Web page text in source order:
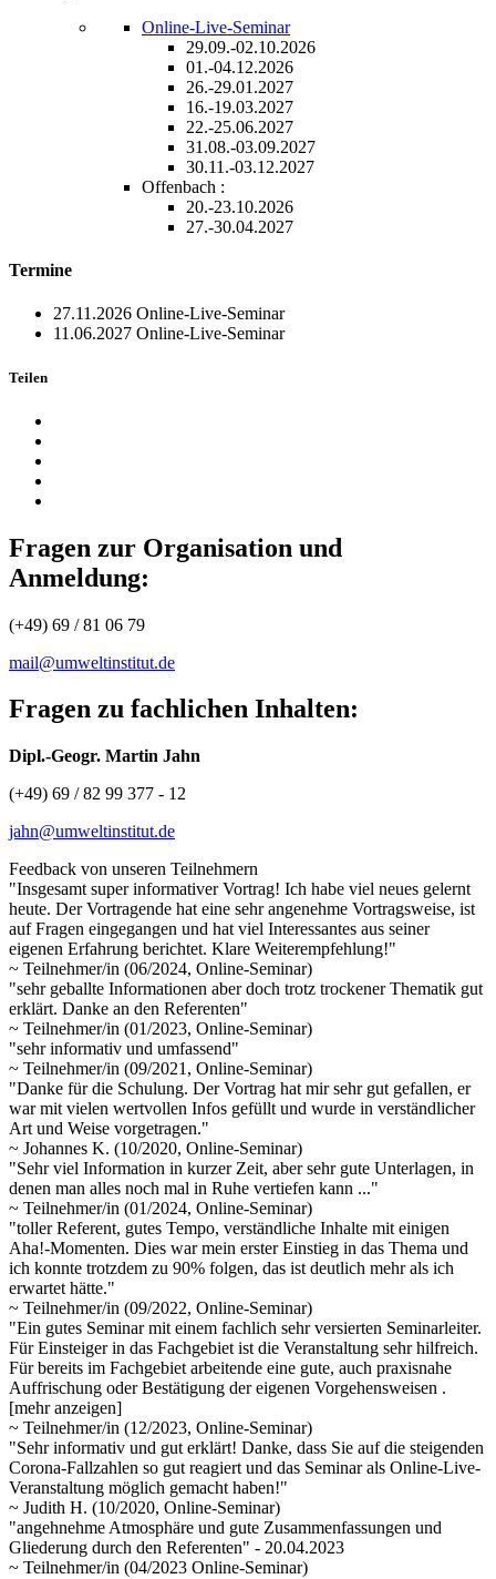
Online-Live-Seminar
29.09.-02.10.2026
01.-04.12.2026
26.-29.01.2027
16.-19.03.2027
22.-25.06.2027
31.08.-03.09.2027
30.11.-03.12.2027
Offenbach :
20.-23.10.2026
27.-30.04.2027
Termine
27.11.2026 Online-Live-Seminar
11.06.2027 Online-Live-Seminar
Teilen
Fragen zur Organisation und
Anmeldung:
(+49) 69 / 81 06 79
mail@umweltinstitut.de
Fragen zu fachlichen Inhalten:
Dipl.-Geogr. Martin Jahn
(+49) 69 / 82 99 377 - 12
jahn@umweltinstitut.de
Feedback von unseren Teilnehmern
"Insgesamt super informativer Vortrag! Ich habe viel neues gelernt
heute. Der Vortragende hat eine sehr angenehme Vortragsweise, ist
auf Fragen eingegangen und hat viel Interessantes aus seiner
eigenen Erfahrung berichtet. Klare Weiterempfehlung!"
~ Teilnehmer/in (06/2024, Online-Seminar)
"sehr geballte Informationen aber doch trotz trockener Thematik gut
erklärt. Danke an den Referenten"
~ Teilnehmer/in (01/2023, Online-Seminar)
"sehr informativ und umfassend"
~ Teilnehmer/in (09/2021, Online-Seminar)
"Danke für die Schulung. Der Vortrag hat mir sehr gut gefallen, er
war mit vielen wertvollen Infos gefüllt und wurde in verständlicher
Art und Weise vorgetragen."
~ Johannes K. (10/2020, Online-Seminar)
"Sehr viel Information in kurzer Zeit, aber sehr gute Unterlagen, in
denen man alles noch mal in Ruhe vertiefen kann ..."
~ Teilnehmer/in (01/2024, Online-Seminar)
"toller Referent, gutes Tempo, verständliche Inhalte mit einigen
Aha!-Momenten. Dies war mein erster Einstieg in das Thema und
ich konnte trotzdem zu 90% folgen, das ist deutlich mehr als ich
erwartet hätte."
~ Teilnehmer/in (09/2022, Online-Seminar)
"Ein gutes Seminar mit einem fachlich sehr versierten Seminarleiter.
Für Einsteiger in das Fachgebiet ist die Veranstaltung sehr hilfreich.
Für bereits im Fachgebiet arbeitende eine gute, auch praxisnahe
Auffrischung oder Bestätigung der eigenen Vorgehensweisen .
[mehr anzeigen]
~ Teilnehmer/in (12/2023, Online-Seminar)
"Sehr informativ und gut erklärt! Danke, dass Sie auf die steigenden
Corona-Fallzahlen so gut reagiert und das Seminar als Online-Live-
Veranstaltung möglich gemacht haben!"
~ Judith H. (10/2020, Online-Seminar)
"angehnehme Atmosphäre und gute Zusammenfassungen und
Gliederung durch den Referenten" - 20.04.2023
~ Teilnehmer/in (04/2023 Online-Seminar)